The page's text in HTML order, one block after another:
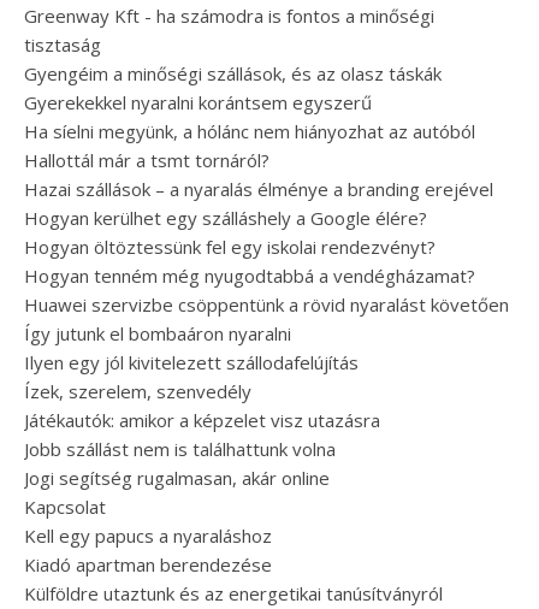
Greenway Kft - ha számodra is fontos a minőségi
tisztaság
Gyengéim a minőségi szállások, és az olasz táskák
Gyerekekkel nyaralni korántsem egyszerű
Ha síelni megyünk, a hólánc nem hiányozhat az autóból
Hallottál már a tsmt tornáról?
Hazai szállások – a nyaralás élménye a branding erejével
Hogyan kerülhet egy szálláshely a Google élére?
Hogyan öltöztessünk fel egy iskolai rendezvényt?
Hogyan tenném még nyugodtabbá a vendégházamat?
Huawei szervizbe csöppentünk a rövid nyaralást követően
Így jutunk el bombaáron nyaralni
Ilyen egy jól kivitelezett szállodafelújítás
Ízek, szerelem, szenvedély
Játékautók: amikor a képzelet visz utazásra
Jobb szállást nem is találhattunk volna
Jogi segítség rugalmasan, akár online
Kapcsolat
Kell egy papucs a nyaraláshoz
Kiadó apartman berendezése
Külföldre utaztunk és az energetikai tanúsítványról